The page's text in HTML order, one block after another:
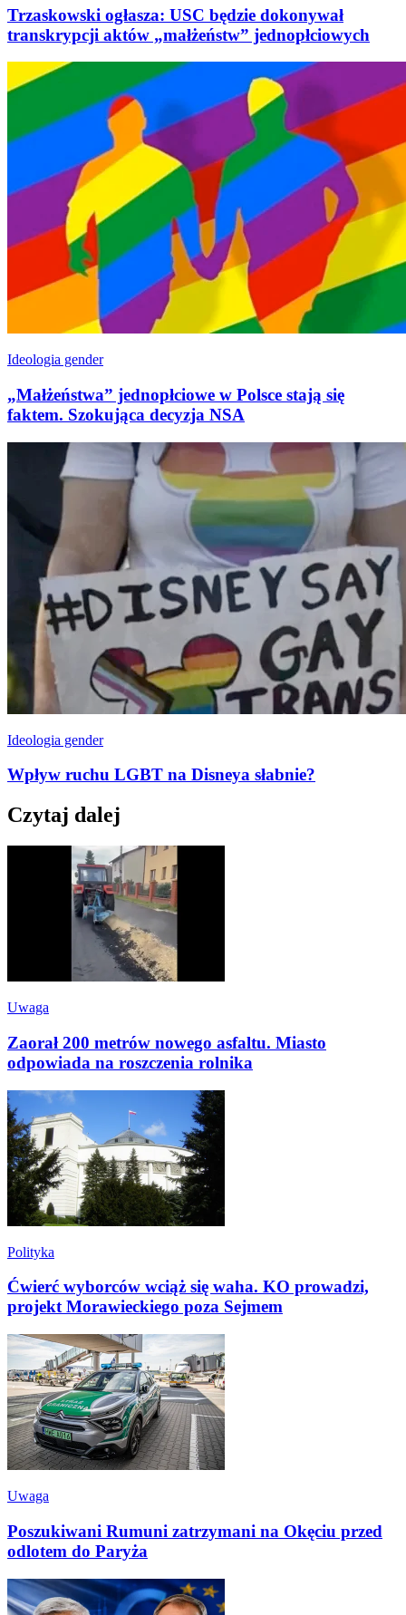
Trzaskowski ogłasza: USC będzie dokonywał
transkrypcji aktów „małżeństw” jednopłciowych
Ideologia gender
„Małżeństwa” jednopłciowe w Polsce stają się
faktem. Szokująca decyzja NSA
Ideologia gender
Wpływ ruchu LGBT na Disneya słabnie?
Czytaj dalej
Uwaga
Zaorał 200 metrów nowego asfaltu. Miasto
odpowiada na roszczenia rolnika
Polityka
Ćwierć wyborców wciąż się waha. KO prowadzi,
projekt Morawieckiego poza Sejmem
Uwaga
Poszukiwani Rumuni zatrzymani na Okęciu przed
odlotem do Paryża